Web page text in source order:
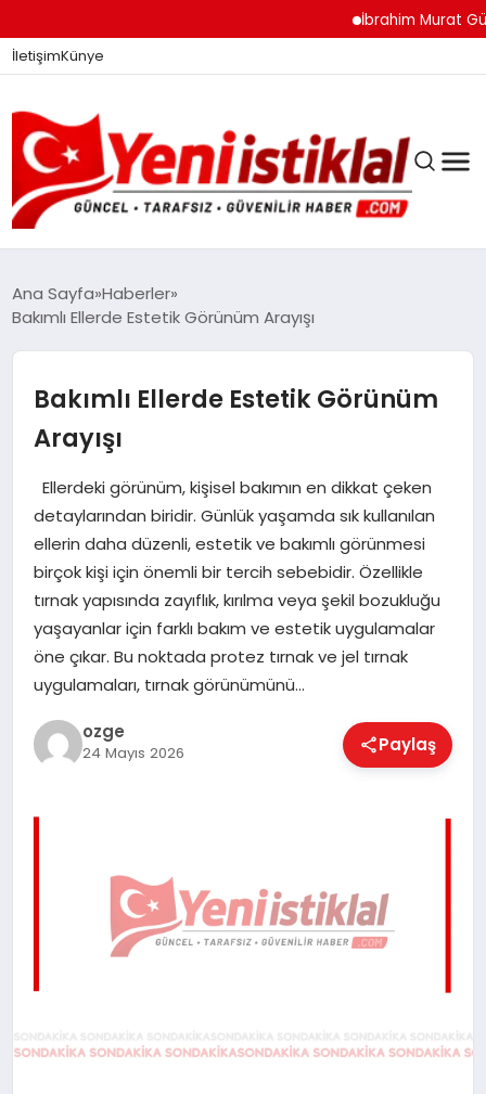
İbrahim Murat
İletişimKünye
GÜNDEM
DÜNYA
EĞITIM
EKONOMI
MAGAZIN
SAĞLIK
Ana Sayfa Haberler
Bakımlı Ellerde Estetik Görünüm Arayışı
Bakımlı Ellerde Estetik Görünüm
Arayışı
Ellerdeki görünüm, kişisel bakımın en dikkat çeken
detaylarından biridir. Günlük yaşamda sık kullanılan
ellerin daha düzenli, estetik ve bakımlı görünmesi
birçok kişi için önemli bir tercih sebebidir. Özellikle
tırnak yapısında zayıflık, kırılma veya şekil bozukluğu
yaşayanlar için farklı bakım ve estetik uygulamalar
öne çıkar. Bu noktada protez tırnak ve jel tırnak
uygulamaları, tırnak görünümünü…
ozge
24 Mayıs 2026 Paylaş